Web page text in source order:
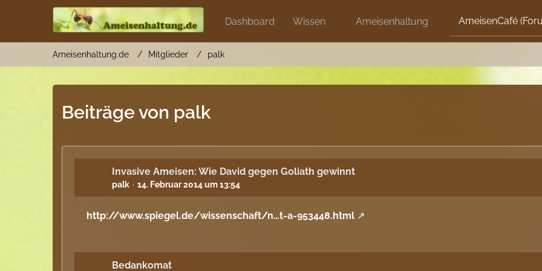
Dashboard Wissen Ameisenhaltung AmeisenCafé
Ameisenhaltung.de Mitglieder palk
Beiträge von palk
Invasive Ameisen: Wie David gegen Goliath gewinnt
palk 14. Februar 2014 um 13:54
http://www.spiegel.de/wissenschaft/n…t-a-953448.html
Bedankomat